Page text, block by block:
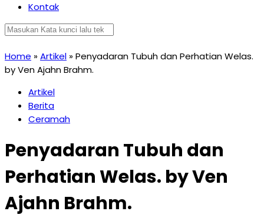
Kontak
Home »Artikel »Penyadaran Tubuh dan Perhatian Welas.
by Ven Ajahn Brahm.
Artikel
Berita
Ceramah
Penyadaran Tubuh dan
Perhatian Welas. by Ven
Ajahn Brahm.